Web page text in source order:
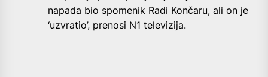
napada bio spomenik Radi Končaru, ali on je
‘uzvratio’, prenosi N1 televizija.